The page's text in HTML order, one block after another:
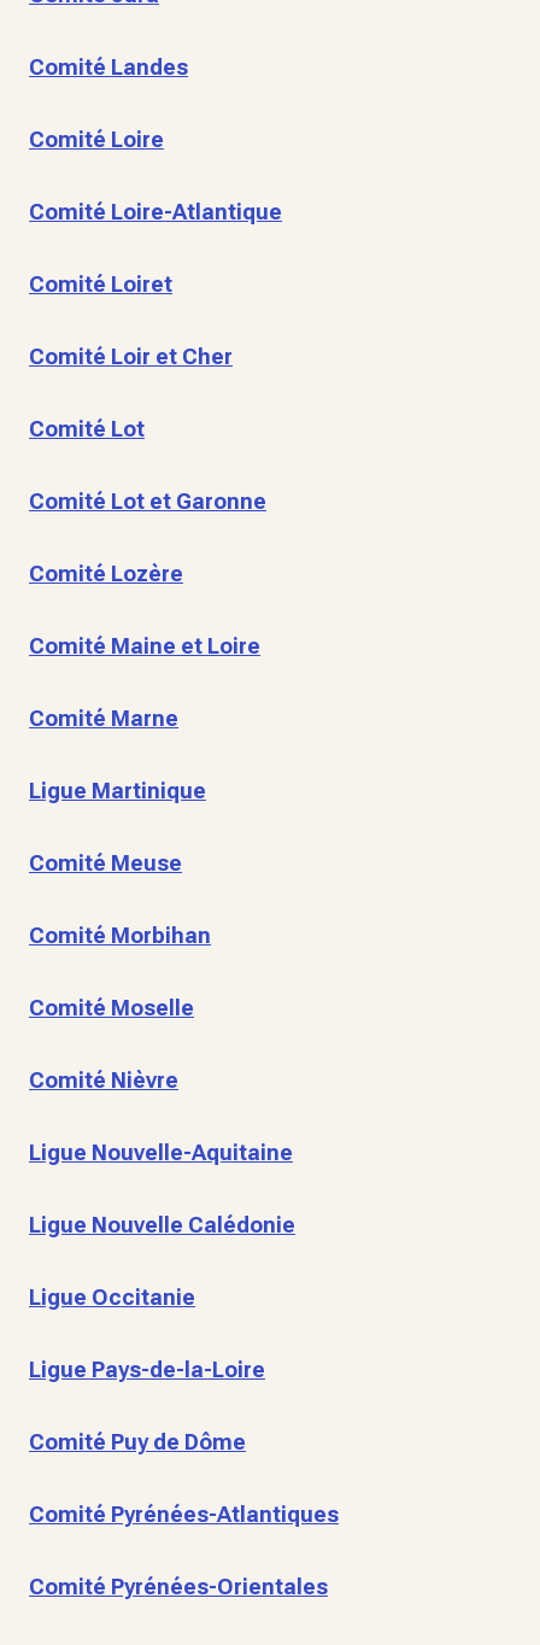
Comité Landes
Comité Loire
Comité Loire-Atlantique
Comité Loiret
Comité Loir et Cher
Comité Lot
Comité Lot et Garonne
Comité Lozère
Comité Maine et Loire
Comité Marne
Ligue Martinique
Comité Meuse
Comité Morbihan
Comité Moselle
Comité Nièvre
Ligue Nouvelle-Aquitaine
Ligue Nouvelle Calédonie
Ligue Occitanie
Ligue Pays-de-la-Loire
Comité Puy de Dôme
Comité Pyrénées-Atlantiques
Comité Pyrénées-Orientales